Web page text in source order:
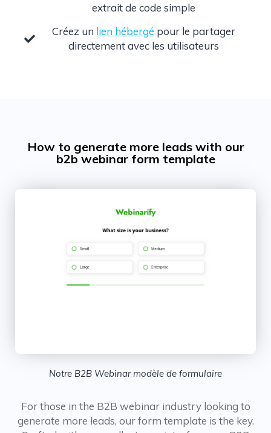
extrait de code simple
Créez un lien hébergé pour le partager
directement avec les utilisateurs
How to generate more leads with our
b2b webinar form template
Notre B2B Webinar modèle de formulaire
For those in the B2B webinar industry looking to
generate more leads, our form template is the key.